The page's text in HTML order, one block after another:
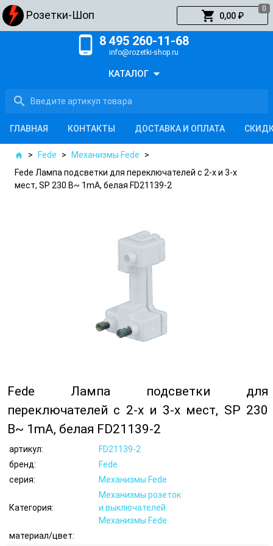
Розетки-Шоп shopping_cart 0,00 ₽
0
КАТАЛОГ arrow_drop_down
search
phone_android 8 495 260-11-68
info@rozetki-shop.ru
ГЛАВНАЯ КОНТАКТЫ ДОСТАВКА И ОПЛАТА
home > Fede > Механизмы Fede
>
Fede Лампа подсветки для переключателей с 2-х и 3-х
мест, SP 230 В~ 1mA, белая FD21139-2
Fede Лампа подсветки для
переключателей с 2-х и 3-х мест, SP 230
В~ 1mA, белая FD21139-2
артикул:
FD21139-2
бренд:
Fede
серия:
Механизмы Fede
Категория:
Механизмы розеток
и выключателей
Механизмы Fede
материал/цвет: